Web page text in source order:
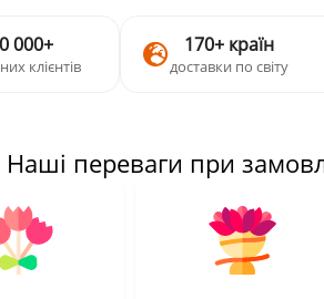
000+
клієнтів
170+ країн
доставки по світу
Наші переваги при